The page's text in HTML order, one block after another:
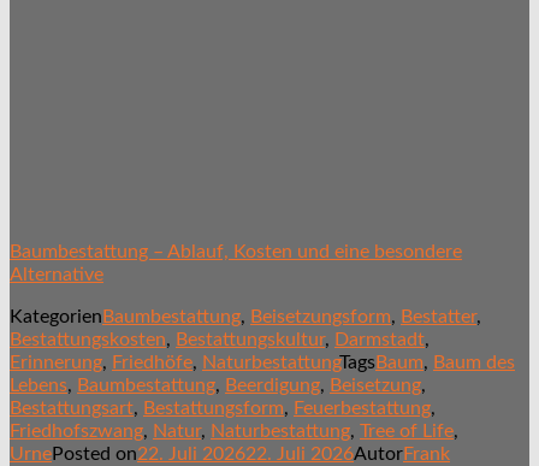
Baumbestattung – Ablauf, Kosten und eine besondere
Alternative
Kategorien Baumbestattung, Beisetzungsform, Bestatter,
Bestattungskosten, Bestattungskultur, Darmstadt,
Erinnerung, Friedhöfe, NaturbestattungTagsBaum, Baum des
Lebens, Baumbestattung, Beerdigung, Beisetzung,
Bestattungsart, Bestattungsform, Feuerbestattung,
Friedhofszwang, Natur, Naturbestattung, Tree of Life,
UrnePosted on22. Juli 202622. Juli 2026AutorFrank